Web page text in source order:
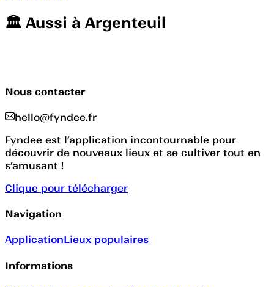
🏛️️ Aussi à Argenteuil
Nous contacter
hello@fyndee.fr
Fyndee est l’application incontournable pour
découvrir de nouveaux lieux et se cultiver tout en
s’amusant !
Clique pour télécharger
Navigation
ApplicationLieux populaires
Informations